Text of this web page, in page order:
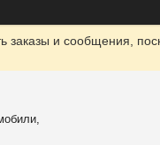
и сообщения,